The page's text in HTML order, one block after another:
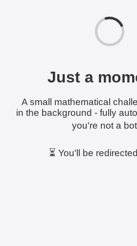
Just a
A small mathematical
in the background - fully
you're not a bot
⏳ You'll be